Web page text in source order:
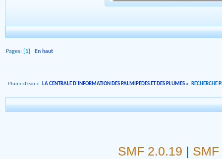
Pages: [ 1 En haut
Plume d'eau » LA CENTRALE D'INFORMATION DES PALMIPEDES ET DES PLUMES » RECHERCHE
SMF 2.0.19 |